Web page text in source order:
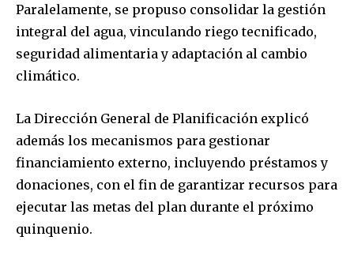
Join our community of
SUBSCRIBERS and be part of the
conversation.
your privacy and won't spam your inbox. Your information is
safe with us.
Paralelamente, se propuso consolidar la gestión
integral del agua, vinculando riego tecnificado,
seguridad alimentaria y adaptación al cambio
climático.
La Dirección General de Planificación explicó
además los mecanismos para gestionar
financiamiento externo, incluyendo préstamos y
donaciones, con el fin de garantizar recursos para
ejecutar las metas del plan durante el próximo
quinquenio.